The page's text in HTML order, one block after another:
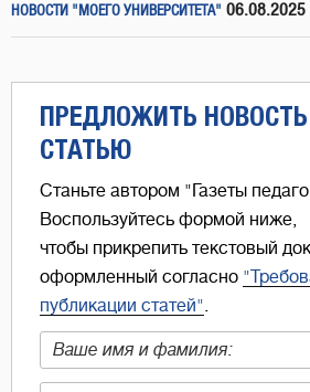
НОВОСТИ "МОЕГО УНИВЕРСИТЕТА" 06.08.2025
ПРЕДЛОЖИТЬ
СТАТЬЮ
Станьте автором "Газеты
Воспользуйтесь формой ниже,
чтобы прикрепить текстовый
оформленный согласно
публикации статей"